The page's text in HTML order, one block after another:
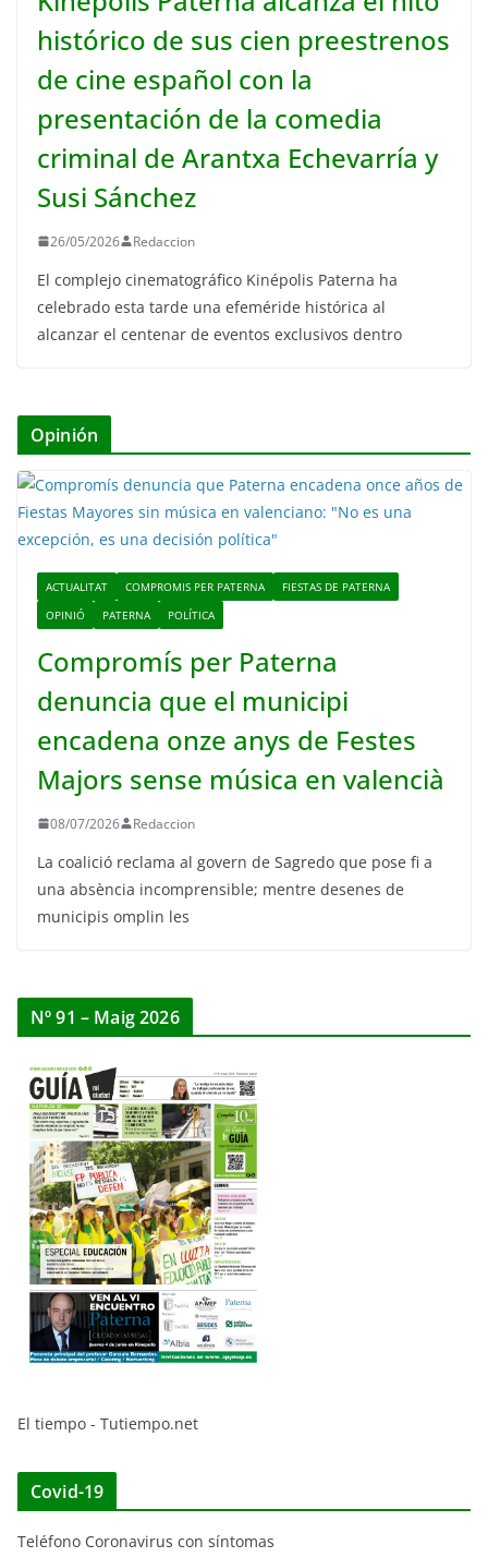
histórico de sus cien preestrenos
de cine español con la
presentación de la comedia
criminal de Arantxa Echevarría y
Susi Sánchez
26/05/2026 Redaccion
El complejo cinematográfico Kinépolis Paterna ha
celebrado esta tarde una efeméride histórica al
alcanzar el centenar de eventos exclusivos dentro
Opinión
ACTUALITAT COMPROMIS PER PATERNA
FIESTAS DE PATERNA
OPINIÓ
PATERNA POLÍTICA
Compromís per Paterna
denuncia que el municipi
encadena onze anys de Festes
Majors sense música en valencià
08/07/2026 Redaccion
La coalició reclama al govern de Sagredo que pose fi a
una absència incomprensible; mentre desenes de
municipis omplin les
Nº 91 – Maig 2026
El tiempo - Tutiempo.net
Covid-19
Teléfono Coronavirus con síntomas